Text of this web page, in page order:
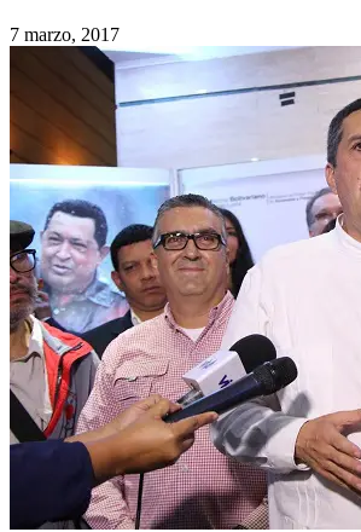
7 marzo, 2017